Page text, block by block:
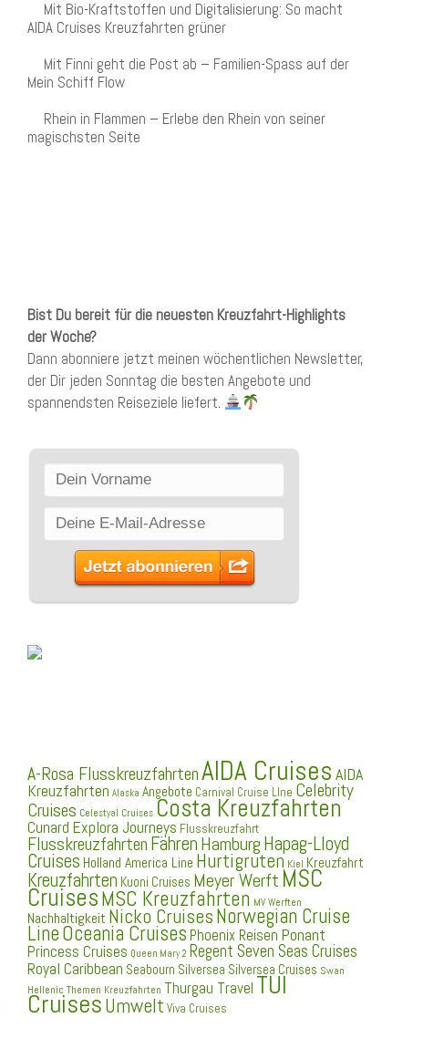
Mit Bio-Kraftstoffen und Digitalisierung: So macht
AIDA Cruises Kreuzfahrten grüner
Mit Finni geht die Post ab – Familien-Spass auf der
Mein Schiff Flow
Rhein in Flammen – Erlebe den Rhein von seiner
magischsten Seite
Bist Du bereit für die neuesten Kreuzfahrt-Highlights
der Woche?
Dann abonniere jetzt meinen wöchentlichen Newsletter,
der Dir jeden Sonntag die besten Angebote und
spannendsten Reiseziele liefert.
A-Rosa FlusskreuzfahrtenAIDA Cruises AIDA
Kreuzfahrten Alaska Angebote Carnival Cruise LIne Celebrity
Cruises Celestyal Cruises Costa Kreuzfahrten
Cunard Explora Journeys Flusskreuzfahrt
Flusskreuzfahrten FährenHamburgHapag-Lloyd
Cruises Holland America Line Hurtigruten Kiel Kreuzfahrt
Kreuzfahrten Kuoni Cruises Meyer Werft MSC
CruisesMSC Kreuzfahrten MV Werften
Nachhaltigkeit Nicko CruisesNorwegian Cruise
LineOceania Cruises Phoenix Reisen Ponant
Princess Cruises Queen Mary 2 Regent Seven Seas Cruises
Royal Caribbean Seabourn Silversea Silversea Cruises Swan
Hellenic Themen Kreuzfahrten Thurgau Travel TUI
CruisesUmwelt Viva Cruises